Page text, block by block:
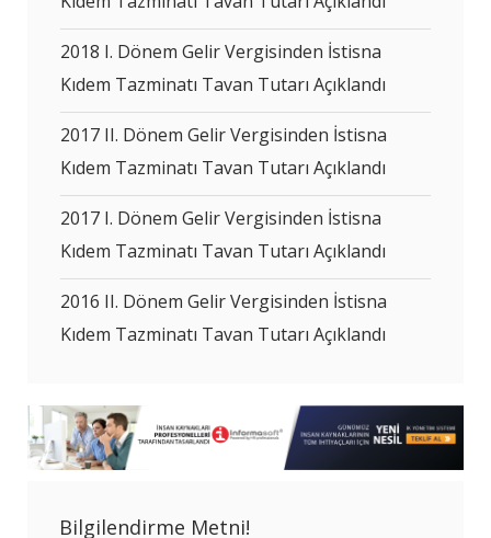
2018 I. Dönem Gelir Vergisinden İstisna
Kıdem Tazminatı Tavan Tutarı Açıklandı
2017 II. Dönem Gelir Vergisinden İstisna
Kıdem Tazminatı Tavan Tutarı Açıklandı
2017 I. Dönem Gelir Vergisinden İstisna
Kıdem Tazminatı Tavan Tutarı Açıklandı
2016 II. Dönem Gelir Vergisinden İstisna
Kıdem Tazminatı Tavan Tutarı Açıklandı
Bilgilendirme Metni!